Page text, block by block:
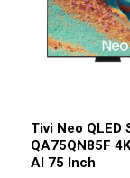
Tivi Neo QLED
QA75QN85F
AI 75 Inch